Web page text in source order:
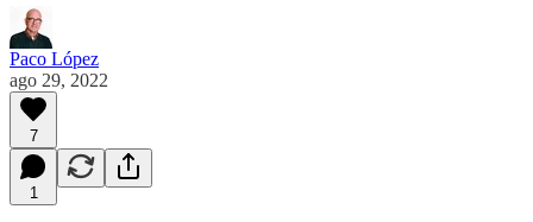
Paco López
ago 29, 2022
7
1